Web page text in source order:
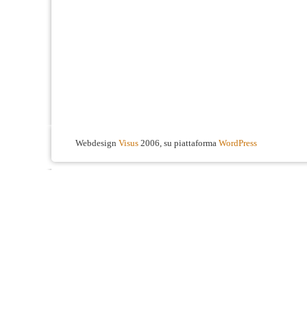
Webdesign Visus 2006, su piattaforma WordPress